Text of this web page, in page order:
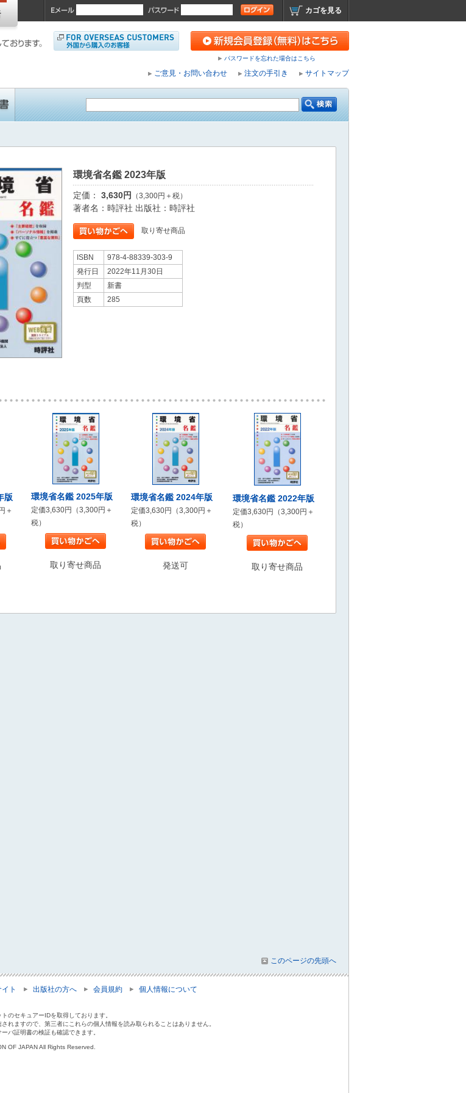
カゴを見る
パスワードを忘れた場合はこちら
ご意見・お問い合わせ 注文の手引き サイトマップ
環境省名鑑 2023年版
定価： 3,630円 （3,300円＋税）
著者名：時評社 出版社：時評社
取り寄せ商品
ISBN
978-4-88339-303-9
発行日
2022年11月30日
判型
新書
頁数
285
版
＋
環境省名鑑 2025年版
定価3,630円（3,300円＋
税）
取り寄せ商品
環境省名鑑 2024年版
定価3,630円（3,300円＋
税）
発送可
環境省名鑑 2022年版
定価3,630円（3,300円＋
税）
取り寄せ商品
このページの先頭へ
ト 出版社の方へ 会員規約 個人情報について
のセキュアーIDを取得しております。
れますので、第三者にこれらの個人情報を読み取られることはありません。
バ証明書の検証も確認できます。
OF JAPAN All Rights Reserved.